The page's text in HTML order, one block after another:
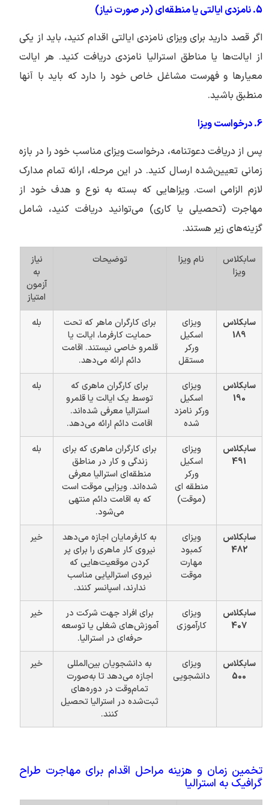
5. نامزدی ایالتی یا منطقه‌ای (در صورت نیاز)
اگر قصد دارید برای ویزای نامزدی ایالتی اقدام کنید، باید از یکی
از ایالت‌ها یا مناطق استرالیا نامزدی دریافت کنید. هر ایالت
معیارها و فهرست مشاغل خاص خود را دارد که باید با آنها
منطبق باشید.
6. درخواست ویزا
پس از دریافت دعوتنامه، درخواست ویزای مناسب خود را در بازه
زمانی تعیین‌شده ارسال کنید. در این مرحله، ارائه تمام مدارک
لازم الزامی است. ویزاهایی که بسته به نوع و هدف خود از
مهاجرت (تحصیلی یا کاری) می‌توانید دریافت کنید، شامل
گزینه‌های زیر هستند.
سابکلاس
ویزا
نام ویزا توضیحات
نیاز
به
آزمون
امتیاز
سابکلاس
189
ویزای
اسکیل
ورکر
مستقل
برای کارگران ماهر که تحت
حمایت کارفرما، ایالت یا
قلمرو خاصی نیستند. اقامت
دائم ارائه می‌دهد.
بله
سابکلاس
190
ویزای
اسکیل
ورکر نامزد
شده
برای کارگران ماهری که
توسط یک ایالت یا قلمرو
استرالیا معرفی شده‌اند.
اقامت دائم ارائه می‌دهد.
بله
سابکلاس
491
ویزای
اسکیل
ورکر
منطقه ای
(موقت)
برای کارگران ماهری که برای
زندگی و کار در مناطق
منطقه‌ای استرالیا معرفی
شده‌اند. ویزایی موقت است
که به اقامت دائم منتهی
می‌شود.
بله
سابکلاس
482
ویزای
کمبود
مهارت
موقت
به کارفرمایان اجازه می‌دهد
نیروی کار ماهری را برای پر
کردن موقعیت‌هایی که
نیروی استرالیایی مناسب
ندارند، اسپانسر کنند.
خیر
سابکلاس
407
ویزای
کارآموزی
برای افراد جهت شرکت در
آموزش‌های شغلی یا توسعه
حرفه‌ای در استرالیا.
خیر
سابکلاس
500
ویزای
دانشجویی
به دانشجویان بین‌المللی
اجازه می‌دهد تا به‌صورت
تمام‌وقت در دوره‌های
ثبت‌شده در استرالیا تحصیل
کنند.
خیر
تخمین زمان و هزینه مراحل اقدام برای مهاجرت طراح
گرافیک به استرالیا